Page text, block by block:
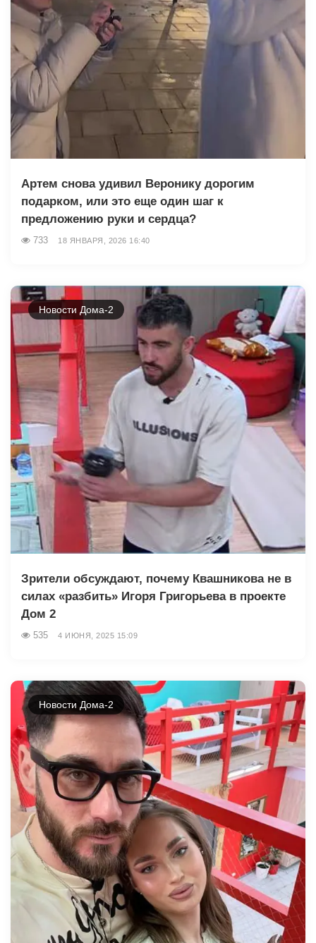
Артем снова удивил Веронику дорогим
подарком, или это еще один шаг к
предложению руки и сердца?
733 18 ЯНВАРЯ, 2026 16:40
Новости Дома-2
Зрители обсуждают, почему Квашникова не в
силах «разбить» Игоря Григорьева в проекте
Дом 2
535 4 ИЮНЯ, 2025 15:09
Новости Дома-2